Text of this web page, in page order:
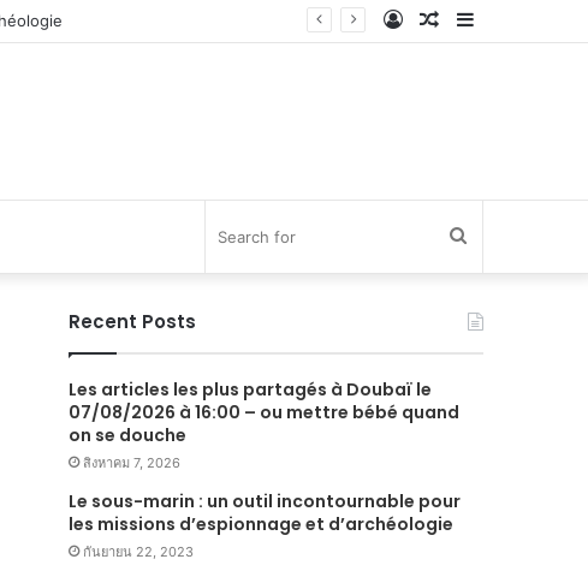
Sidebar
Random
Log
for
Recent Posts
Les articles les plus partagés à Doubaï le
07/08/2026 à 16:00 – ou mettre bébé quand
on se douche
สิงหาคม 7, 2026
Le sous-marin : un outil incontournable pour
les missions d’espionnage et d’archéologie
กันยายน 22, 2023